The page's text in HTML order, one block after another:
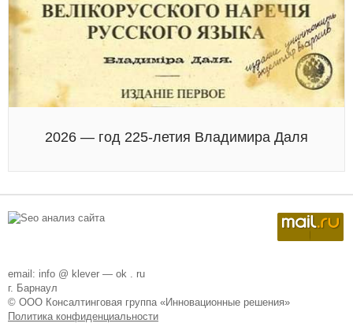
2026 — год 225-летия Владимира Даля
email: info @ klever — ok . ru
г. Барнаул
© ООО Консалтинговая группа «Инновационные решения»
Политика конфиденциальности